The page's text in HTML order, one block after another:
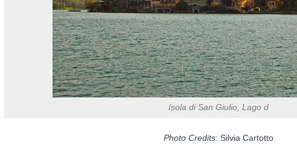
Isola di San Giulio, Lago d
Photo Credits: Silvia Cartotto